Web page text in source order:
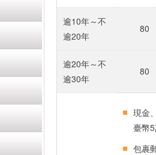
逾10年～不
逾20年
80
逾20年～不
逾30年
80
現金
臺幣
包裹